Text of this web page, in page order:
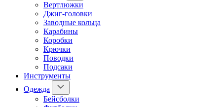
Вертлюжки
Джиг-головки
Заводные кольца
Карабины
Коробки
Крючки
Поводки
Подсаки
Инструменты
Одежда
Бейсболки